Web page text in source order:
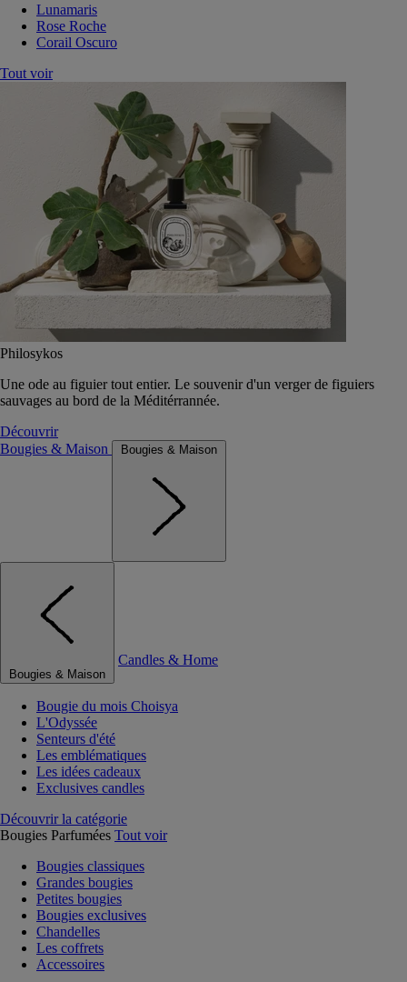
Lunamaris
Rose Roche
Corail Oscuro
Tout voir
Philosykos
Une ode au figuier tout entier. Le souvenir d'un verger de figuiers
sauvages au bord de la Méditérrannée.
Découvrir
Bougies & Maison
Bougies & Maison
Bougies & Maison
Candles & Home
Bougie du mois Choisya
L'Odyssée
Senteurs d'été
Les emblématiques
Les idées cadeaux
Exclusives candles
Découvrir la catégorie
Bougies Parfumées Tout voir
Bougies classiques
Grandes bougies
Petites bougies
Bougies exclusives
Chandelles
Les coffrets
Accessoires